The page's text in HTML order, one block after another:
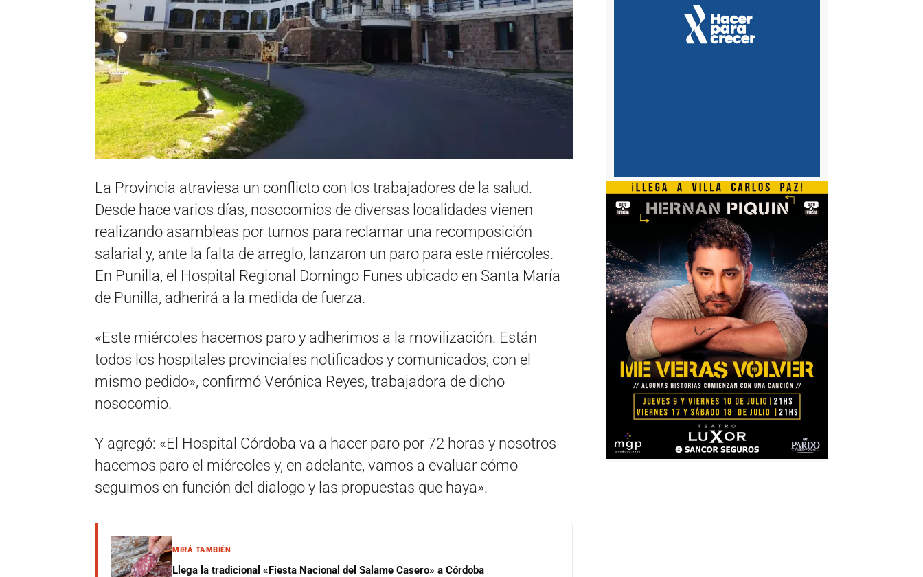
La Provincia atraviesa un conflicto con los trabajadores de la salud.
Desde hace varios días, nosocomios de diversas localidades vienen
realizando asambleas por turnos para reclamar una recomposición
salarial y, ante la falta de arreglo, lanzaron un paro para este miércoles.
En Punilla, el Hospital Regional Domingo Funes ubicado en Santa María
de Punilla, adherirá a la medida de fuerza.
«Este miércoles hacemos paro y adherimos a la movilización. Están
todos los hospitales provinciales notificados y comunicados, con el
mismo pedido», confirmó Verónica Reyes, trabajadora de dicho
nosocomio.
Y agregó: «El Hospital Córdoba va a hacer paro por 72 horas y nosotros
hacemos paro el miércoles y, en adelante, vamos a evaluar cómo
seguimos en función del dialogo y las propuestas que haya».
MIRÁ TAMBIÉN
Llega la tradicional «Fiesta Nacional del Salame Casero» a Córdoba